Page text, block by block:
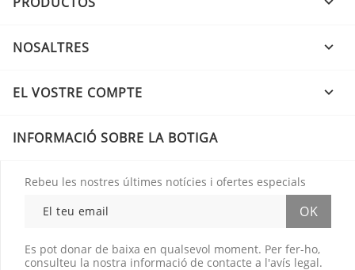
NOSALTRES 
EL VOSTRE COMPTE 
INFORMACIÓ SOBRE LA BOTIGA
Rebeu les nostres últimes notícies i ofertes especials
Es pot donar de baixa en qualsevol moment. Per fer-ho,
consulteu la nostra informació de contacte a l'avís legal.